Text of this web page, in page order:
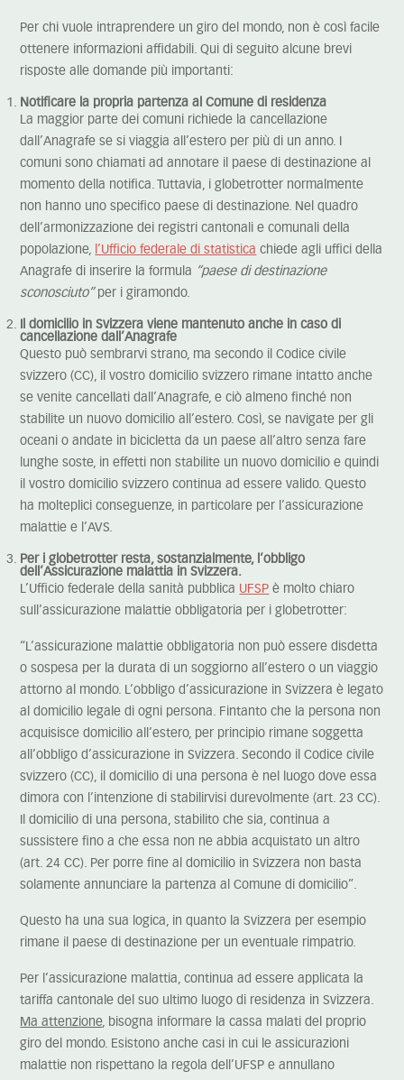
Per chi vuole intraprendere un giro del mondo, non è così facile
ottenere informazioni affidabili. Qui di seguito alcune brevi
risposte alle domande più importanti:
Notificare la propria partenza al Comune di residenza
La maggior parte dei comuni richiede la cancellazione
dall’Anagrafe se si viaggia all’estero per più di un anno. I
comuni sono chiamati ad annotare il paese di destinazione al
momento della notifica. Tuttavia, i globetrotter normalmente
non hanno uno specifico paese di destinazione. Nel quadro
dell’armonizzazione dei registri cantonali e comunali della
popolazione, l’Ufficio federale di statistica chiede agli uffici della
Anagrafe di inserire la formula “paese di destinazione
sconosciuto”per i giramondo.
Il domicilio in Svizzera viene mantenuto anche in caso di
cancellazione dall’Anagrafe
Questo può sembrarvi strano, ma secondo il Codice civile
svizzero (CC), il vostro domicilio svizzero rimane intatto anche
se venite cancellati dall’Anagrafe, e ciò almeno finché non
stabilite un nuovo domicilio all’estero. Così, se navigate per gli
oceani o andate in bicicletta da un paese all’altro senza fare
lunghe soste, in effetti non stabilite un nuovo domicilio e quindi
il vostro domicilio svizzero continua ad essere valido. Questo
ha molteplici conseguenze, in particolare per l’assicurazione
malattie e l’AVS.
Per i globetrotter resta, sostanzialmente, l’obbligo
dell’Assicurazione malattia in Svizzera.
L’Ufficio federale della sanità pubblica UFSP è molto chiaro
sull’assicurazione malattie obbligatoria per i globetrotter:
“L’assicurazione malattie obbligatoria non può essere disdetta
o sospesa per la durata di un soggiorno all’estero o un viaggio
attorno al mondo. L’obbligo d’assicurazione in Svizzera è legato
al domicilio legale di ogni persona. Fintanto che la persona non
acquisisce domicilio all’estero, per principio rimane soggetta
all’obbligo d’assicurazione in Svizzera. Secondo il Codice civile
svizzero (CC), il domicilio di una persona è nel luogo dove essa
dimora con l’intenzione di stabilirvisi durevolmente (art. 23 CC).
Il domicilio di una persona, stabilito che sia, continua a
sussistere fino a che essa non ne abbia acquistato un altro
(art. 24 CC). Per porre fine al domicilio in Svizzera non basta
solamente annunciare la partenza al Comune di domicilio”.
Questo ha una sua logica, in quanto la Svizzera per esempio
rimane il paese di destinazione per un eventuale rimpatrio.
Per l’assicurazione malattia, continua ad essere applicata la
tariffa cantonale del suo ultimo luogo di residenza in Svizzera.
Ma attenzione, bisogna informare la cassa malati del proprio
giro del mondo. Esistono anche casi in cui le assicurazioni
malattie non rispettano la regola dell’UFSP e annullano